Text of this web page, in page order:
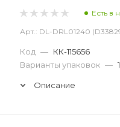
Есть в
Арт.: DL-DRL01240
Код — КК-115656
Варианты упаковок —
Описание